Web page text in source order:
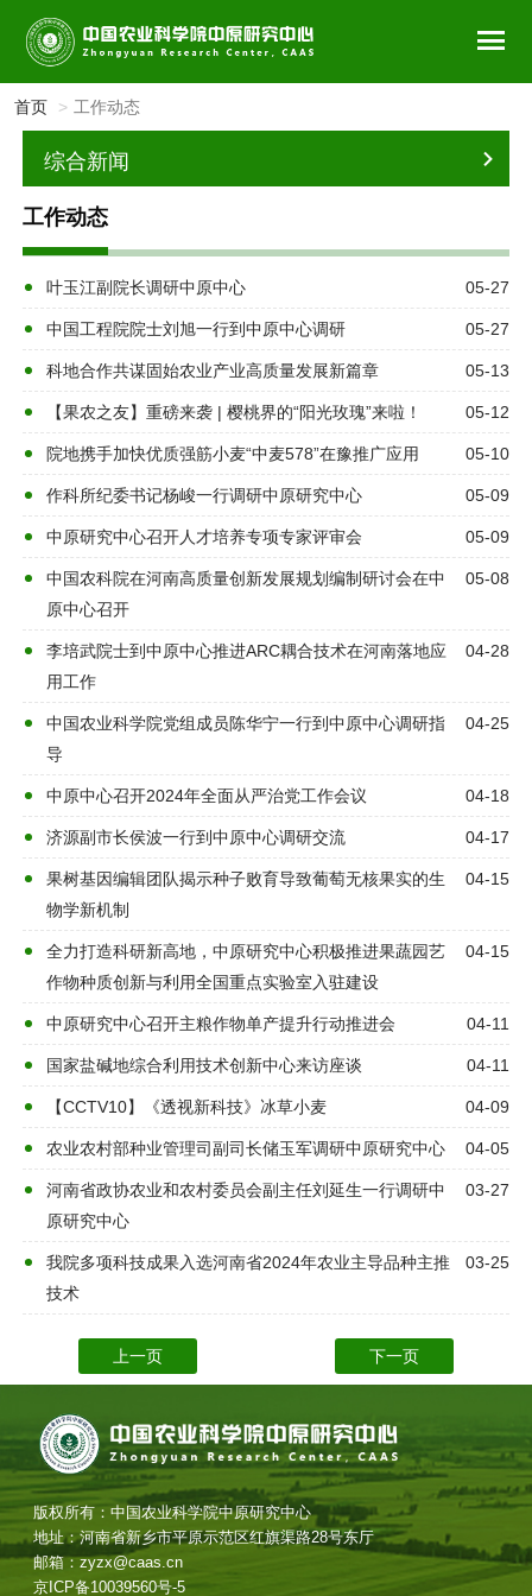
首页 工作动态
综合新闻
工作动态
05-27
叶玉江副院长调研中原中心
05-27
中国工程院院士刘旭一行到中原中心调研
05-13
科地合作共谋固始农业产业高质量发展新篇章
05-12
【果农之友】重磅来袭 | 樱桃界的“阳光玫瑰”来啦！
05-10
院地携手加快优质强筋小麦“中麦578”在豫推广应用
05-09
作科所纪委书记杨峻一行调研中原研究中心
05-09
中原研究中心召开人才培养专项专家评审会
05-08
中国农科院在河南高质量创新发展规划编制研讨会在中
原中心召开
04-28
李培武院士到中原中心推进ARC耦合技术在河南落地应
用工作
04-25
中国农业科学院党组成员陈华宁一行到中原中心调研指
导
04-18
中原中心召开2024年全面从严治党工作会议
04-17
济源副市长侯波一行到中原中心调研交流
04-15
果树基因编辑团队揭示种子败育导致葡萄无核果实的生
物学新机制
04-15
全力打造科研新高地，中原研究中心积极推进果蔬园艺
作物种质创新与利用全国重点实验室入驻建设
04-11
中原研究中心召开主粮作物单产提升行动推进会
04-11
国家盐碱地综合利用技术创新中心来访座谈
04-09
【CCTV10】《透视新科技》冰草小麦
04-05
农业农村部种业管理司副司长储玉军调研中原研究中心
03-27
河南省政协农业和农村委员会副主任刘延生一行调研中
原研究中心
03-25
我院多项科技成果入选河南省2024年农业主导品种主推
技术
上一页 下一页
版权所有：中国农业科学院中原研究中心
地址：河南省新乡市平原示范区红旗渠路28号东厅
邮箱：zyzx@caas.cn
京ICP备10039560号-5